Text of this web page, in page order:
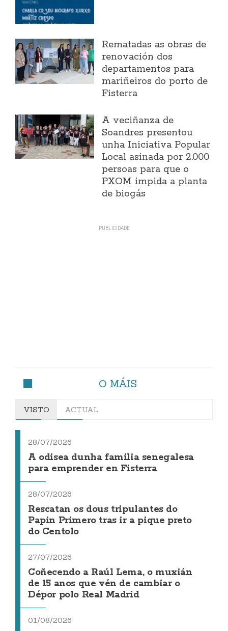
Rematadas as obras de
renovación dos
departamentos para
mariñeiros do porto de
Fisterra
A veciñanza de
Soandres presentou
unha Iniciativa Popular
Local asinada por 2.000
persoas para que o
PXOM impida a planta
de biogás
O MÁIS
VISTO ACTUAL
28/07/2026
A odisea dunha familia senegalesa
para emprender en Fisterra
28/07/2026
Rescatan os dous tripulantes do
Papin Primero tras ir a pique preto
do Centolo
27/07/2026
Coñecendo a Raúl Lema, o muxián
de 15 anos que vén de cambiar o
Dépor polo Real Madrid
01/08/2026